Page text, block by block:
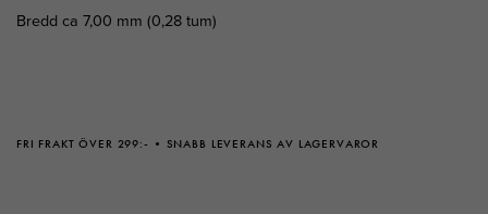
Bredd ca 7,00 mm (0,28 tum)
FRI FRAKT ÖVER 299:- SNABB LEVERANS AV LAGERVAROR